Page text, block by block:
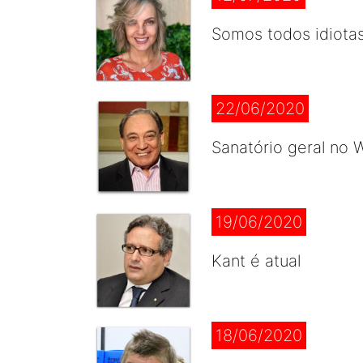
Somos todos
22/06/2020
Sanatório geral no
19/06/2020
Kant é atual
18/06/2020